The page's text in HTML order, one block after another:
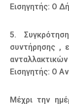
Εισηγητής: Ο
5.
συντήρησης ,
Εισηγητής: Ο
Μέχρι την